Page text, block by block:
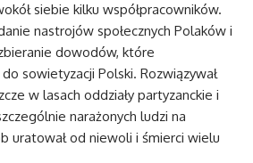
siebie kilku współpracowników.
nastrojów społecznych Polaków i
dowodów, które
sowietyzacji Polski. Rozwiązywał
w lasach oddziały partyzanckie i
narażonych ludzi na
uratował od niewoli i śmierci wielu